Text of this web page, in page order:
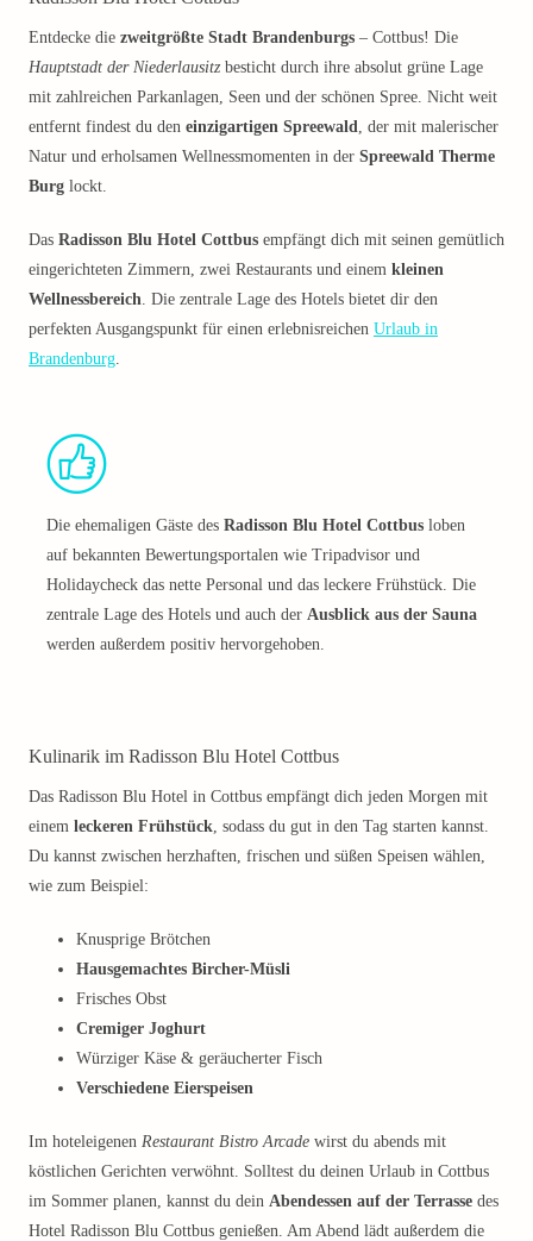
Entdecke die zweitgrößte Stadt Brandenburgs – Cottbus! Die
Hauptstadt der Niederlausitz besticht durch ihre absolut grüne Lage
mit zahlreichen Parkanlagen, Seen und der schönen Spree. Nicht weit
entfernt findest du den einzigartigen Spreewald, der mit malerischer
Natur und erholsamen Wellnessmomenten in der Spreewald Therme
Burg lockt.
Das Radisson Blu Hotel Cottbus empfängt dich mit seinen gemütlich
eingerichteten Zimmern, zwei Restaurants und einem kleinen
Wellnessbereich. Die zentrale Lage des Hotels bietet dir den
perfekten Ausgangspunkt für einen erlebnisreichen Urlaub in
Brandenburg.
Die ehemaligen Gäste des Radisson Blu Hotel Cottbus loben
auf bekannten Bewertungsportalen wie Tripadvisor und
Holidaycheck das nette Personal und das leckere Frühstück. Die
zentrale Lage des Hotels und auch der Ausblick aus der Sauna
werden außerdem positiv hervorgehoben.
Kulinarik im Radisson Blu Hotel Cottbus
Das Radisson Blu Hotel in Cottbus empfängt dich jeden Morgen mit
einem leckeren Frühstück, sodass du gut in den Tag starten kannst.
Du kannst zwischen herzhaften, frischen und süßen Speisen wählen,
wie zum Beispiel:
Knusprige Brötchen
Hausgemachtes Bircher-Müsli
Frisches Obst
Cremiger Joghurt
Würziger Käse & geräucherter Fisch
Verschiedene Eierspeisen
Im hoteleigenen Restaurant Bistro Arcade wirst du abends mit
köstlichen Gerichten verwöhnt. Solltest du deinen Urlaub in Cottbus
im Sommer planen, kannst du dein Abendessen auf der Terrasse des
Hotel Radisson Blu Cottbus genießen. Am Abend lädt außerdem die